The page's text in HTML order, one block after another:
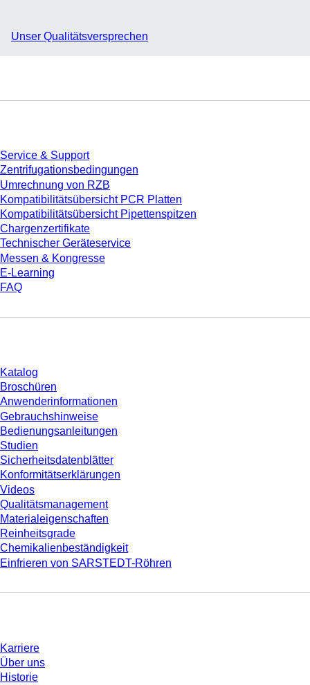
Unser Qualitätsversprechen
Service & Support
Zentrifugationsbedingungen
Umrechnung von RZB
Kompatibilitätsübersicht PCR Platten
Kompatibilitätsübersicht Pipettenspitzen
Chargenzertifikate
Technischer Geräteservice
Messen & Kongresse
E-Learning
FAQ
Katalog
Broschüren
Anwenderinformationen
Gebrauchshinweise
Bedienungsanleitungen
Studien
Sicherheitsdatenblätter
Konformitätserklärungen
Videos
Qualitätsmanagement
Materialeigenschaften
Reinheitsgrade
Chemikalienbeständigkeit
Einfrieren von SARSTEDT-Röhren
Karriere
Über uns
Historie